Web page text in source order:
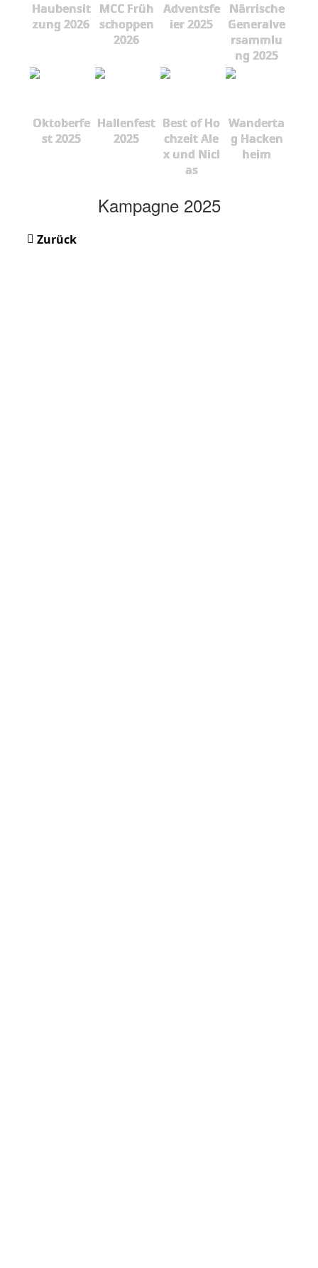
Haubensit
zung 2026
MCC Früh
schoppen
2026
Adventsfe
ier 2025
Närrische
Generalve
rsammlu
ng 2025
Oktoberfe
st 2025
Hallenfest
2025
Best of Ho
chzeit Ale
x und Nicl
as
Wanderta
g Hacken
heim
Kampagne 2025
Zurück